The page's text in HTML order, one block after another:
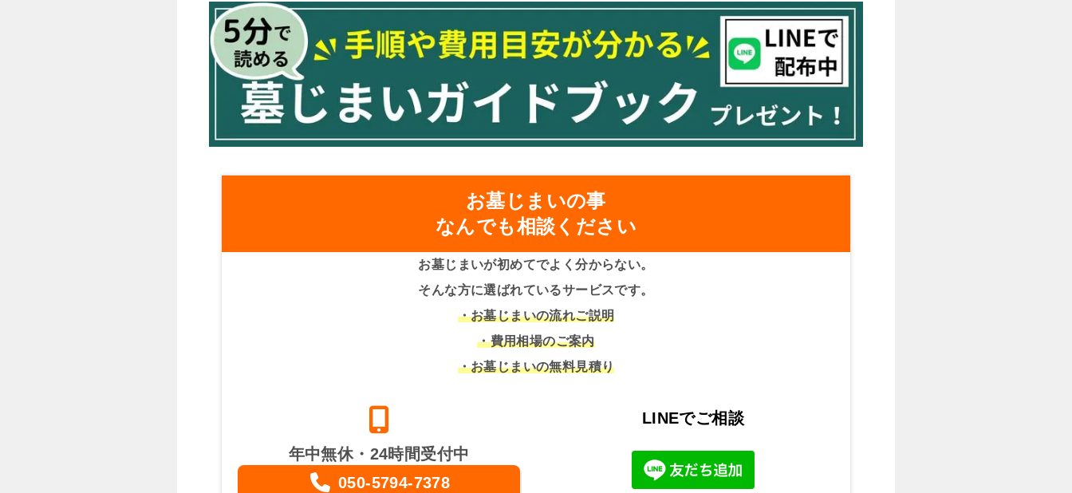
お墓じまいの事
なんでも相談ください
お墓じまいが初めてでよく分からない。
そんな方に選ばれているサービスです。
・お墓じまいの流れご説明
・費用相場のご案内
・お墓じまいの無料見積り
年中無休・24時間受付中
050-5794-7378
LINEでご相談